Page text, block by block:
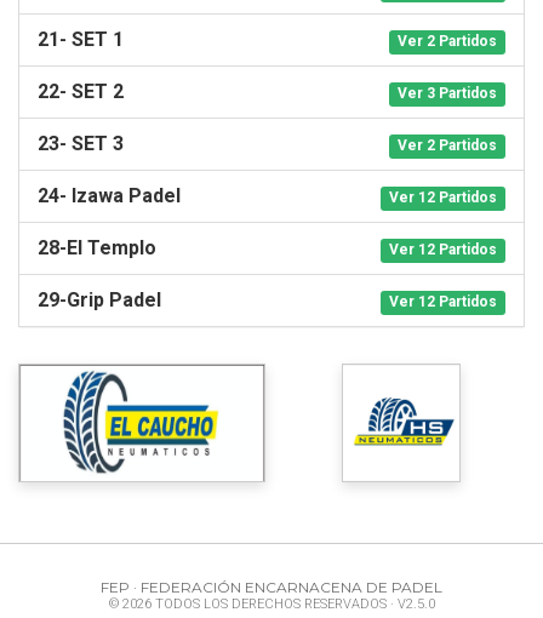
21- SET 1 Ver 2 Partidos
22- SET 2 Ver 3 Partidos
23- SET 3 Ver 2 Partidos
24- Izawa Padel Ver 12 Partidos
28-El Templo Ver 12 Partidos
29-Grip Padel Ver 12 Partidos
FEP · FEDERACIÓN ENCARNACENA DE PADEL
© 2026 TODOS LOS DERECHOS RESERVADOS · V2.5.0